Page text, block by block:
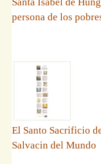
persona de los
El Santo Sacrificio
Salvacin del Mundo